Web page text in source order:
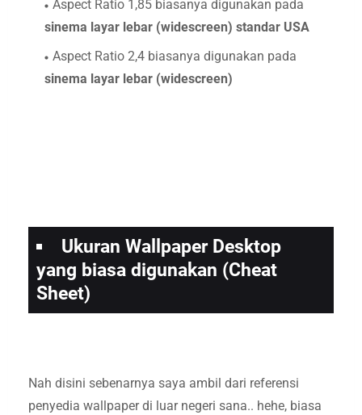
Aspect Ratio 1,85 biasanya digunakan pada
sinema layar lebar (widescreen) standar USA
Aspect Ratio 2,4 biasanya digunakan pada
sinema layar lebar (widescreen)
Ukuran Wallpaper Desktop
yang biasa digunakan (Cheat
Sheet)
Nah disini sebenarnya saya ambil dari referensi
penyedia wallpaper di luar negeri sana.. hehe, biasa